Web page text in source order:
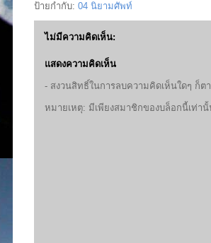
ป้ายกำกับ: 04 นิยามศัพท์
ไม่มีความคิดเห็น:
แสดงความคิดเห็น
- สงวนสิทธิ์ในการลบความคิดเห็นใดๆ ก็
หมายเหตุ: มีเพียงสมาชิกของบล็อกนี้เท่า